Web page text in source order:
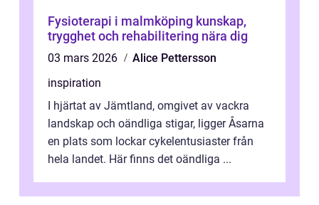
Fysioterapi i malmköping kunskap,
trygghet och rehabilitering nära dig
03 mars 2026
Alice Pettersson
inspiration
I hjärtat av Jämtland, omgivet av vackra
landskap och oändliga stigar, ligger Åsarna
en plats som lockar cykelentusiaster från
hela landet. Här finns det oändliga ...